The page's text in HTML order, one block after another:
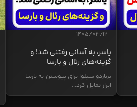
1405/03/12
یاسر، به آسانی رفتنی شد! و
گزینه‌های رئال و بارسا
برناردو سیلوا برای پیوستن به بارسا
ابراز تمایل کرد...